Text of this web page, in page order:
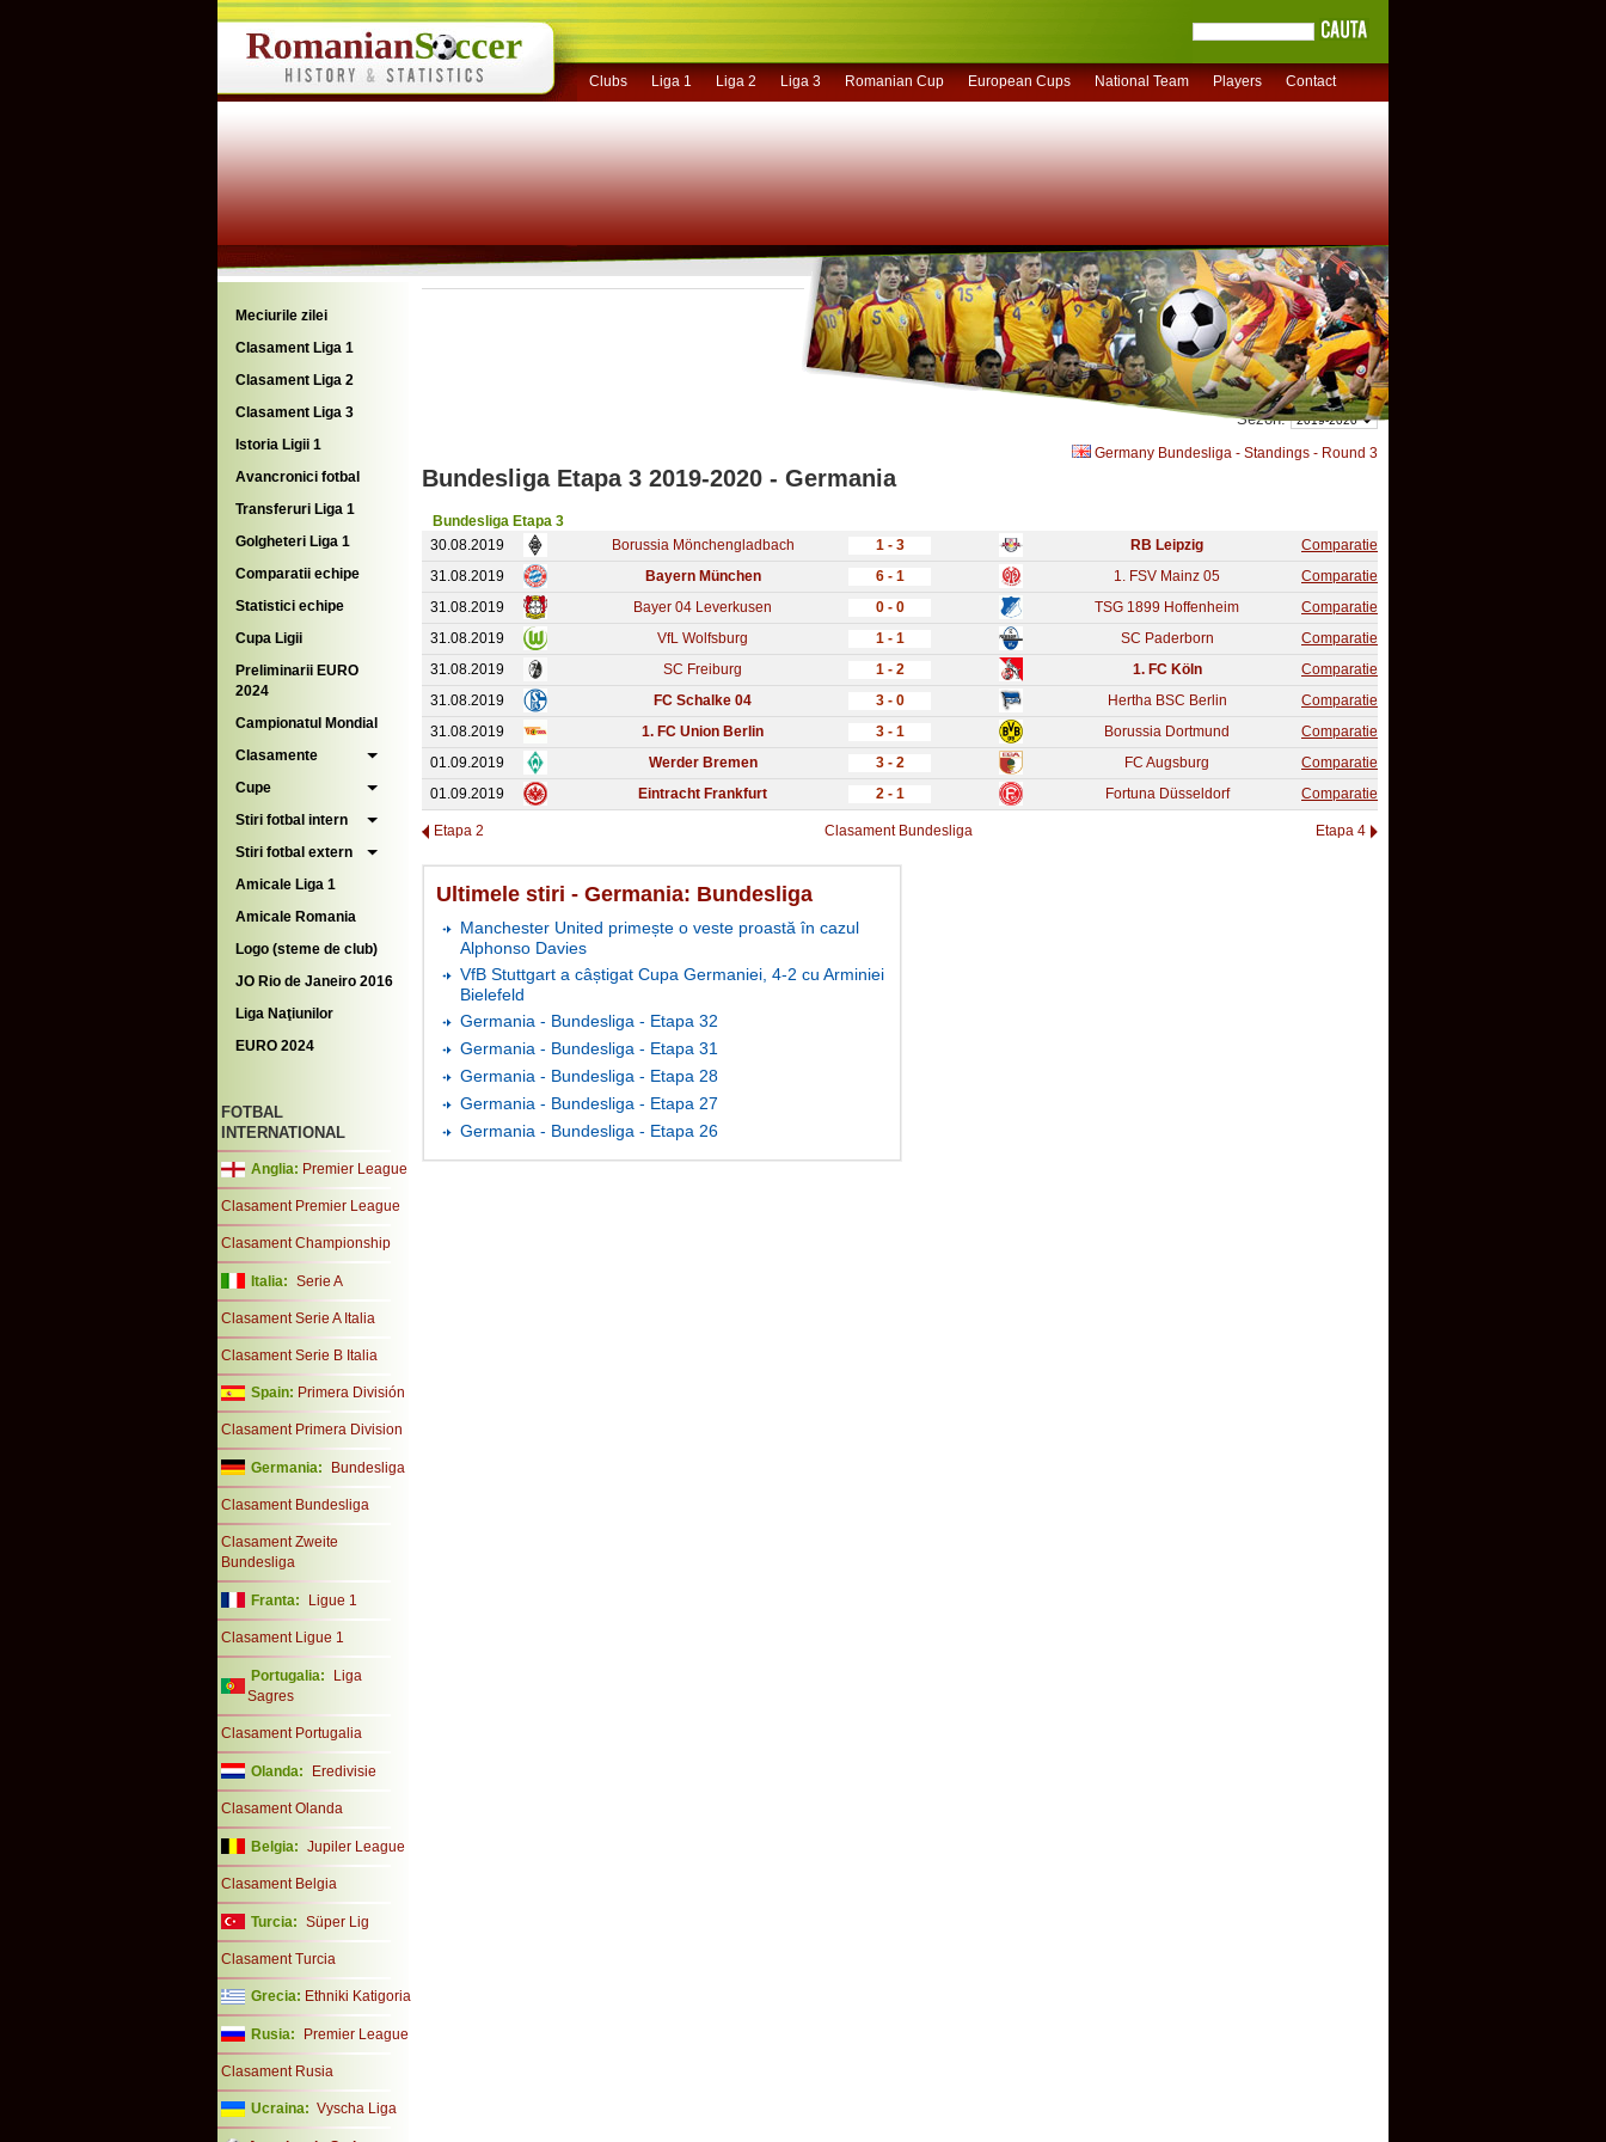
Clubs Liga 1 Liga 2 Liga 3 Romanian Cup European Cups National Team Players Contact
Meciurile zilei
Clasament Liga 1
Clasament Liga 2
Clasament Liga 3
Istoria Ligii 1
Avancronici fotbal
Transferuri Liga 1
Golgheteri Liga 1
Comparatii echipe
Statistici echipe
Cupa Ligii
Preliminarii EURO
2024
Campionatul Mondial
Clasamente
Cupe
Stiri fotbal intern
Stiri fotbal extern
Amicale Liga 1
Amicale Romania
Logo (steme de club)
JO Rio de Janeiro 2016
Liga Naţiunilor
EURO 2024
FOTBAL
INTERNATIONAL
Anglia: Premier League
Clasament Premier League
Clasament Championship
Italia: Serie A
Clasament Serie A Italia
Clasament Serie B Italia
Spain: Primera División
Clasament Primera Division
Germania: Bundesliga
Clasament Bundesliga
Clasament Zweite
Bundesliga
Franta: Ligue 1
Clasament Ligue 1
Portugalia:
Liga
Sagres
Clasament Portugalia
Olanda: Eredivisie
Clasament Olanda
Belgia: Jupiler League
Clasament Belgia
Turcia: Süper Lig
Clasament Turcia
Grecia: Ethniki Katigoria
Rusia: Premier League
Clasament Rusia
Ucraina: Vyscha Liga
Sezon:
Bundesliga Etapa 3 2019-2020 - Germania
Germany Bundesliga - Standings - Round 3
Bundesliga Etapa 3
30.08.2019
Borussia Mönchengladbach 1 - 3 RB Leipzig
Comparatie
31.08.2019
Bayern München 6 - 1 1. FSV Mainz 05
Comparatie
31.08.2019
Bayer 04 Leverkusen 0 - 0 TSG 1899 Hoffenheim
Comparatie
31.08.2019
VfL Wolfsburg 1 - 1 SC Paderborn
Comparatie
31.08.2019
SC Freiburg 1 - 2 1. FC Köln
Comparatie
31.08.2019
FC Schalke 04 3 - 0 Hertha BSC Berlin
Comparatie
31.08.2019
1. FC Union Berlin 3 - 1 Borussia Dortmund
Comparatie
01.09.2019
Werder Bremen 3 - 2 FC Augsburg
Comparatie
01.09.2019
Eintracht Frankfurt 2 - 1 Fortuna Düsseldorf Comparatie
Etapa 2 Clasament Bundesliga Etapa 4
Ultimele stiri - Germania: Bundesliga
Manchester United primește o veste proastă în cazul
Alphonso Davies
VfB Stuttgart a câștigat Cupa Germaniei, 4-2 cu Arminiei
Bielefeld
Germania - Bundesliga - Etapa 32
Germania - Bundesliga - Etapa 31
Germania - Bundesliga - Etapa 28
Germania - Bundesliga - Etapa 27
Germania - Bundesliga - Etapa 26